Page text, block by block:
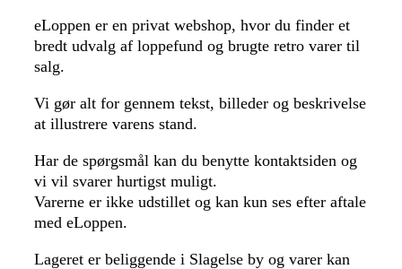
eLoppen er en privat webshop, hvor du finder et
bredt udvalg af loppefund og brugte retro varer til
salg.
Vi gør alt for gennem tekst, billeder og beskrivelse
at illustrere varens stand.
Har de spørgsmål kan du benytte kontaktsiden og
vi vil svarer hurtigst muligt.
Varerne er ikke udstillet og kan kun ses efter aftale
med eLoppen.
Lageret er beliggende i Slagelse by og varer kan